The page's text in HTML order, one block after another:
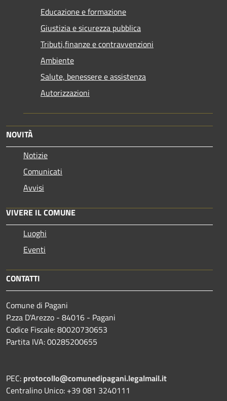
Educazione e formazione
Giustizia e sicurezza pubblica
Tributi,finanze e contravvenzioni
Ambiente
Salute, benessere e assistenza
Autorizzazioni
NOVITÀ
Notizie
Comunicati
Avvisi
VIVERE IL COMUNE
Luoghi
Eventi
CONTATTI
Comune di Pagani
P.zza D'Arezzo - 84016 - Pagani
Codice Fiscale: 80020730653
Partita IVA: 00285200655
PEC: protocollo@comunedipagani.legalmail.it
Centralino Unico: +39 081 3240111